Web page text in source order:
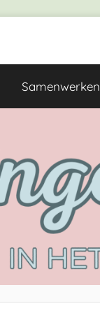
Samenwerken